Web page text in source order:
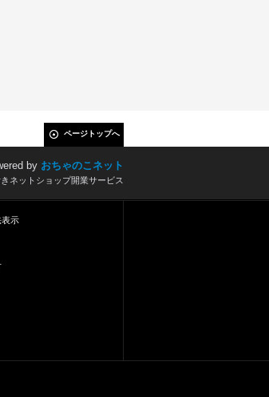
ページトップへ
by おちゃのこネット
ネットショップ開業サービス
表示